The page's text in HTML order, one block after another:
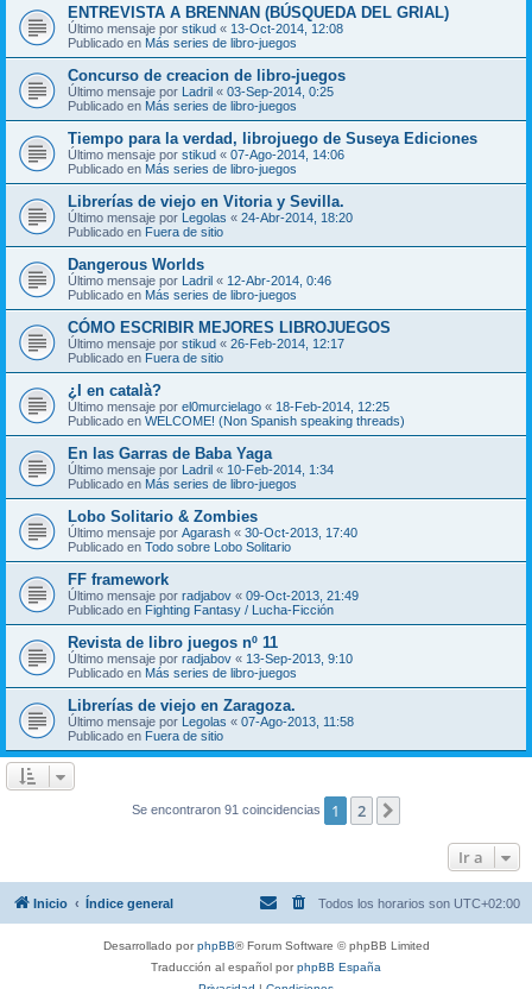
ENTREVISTA A BRENNAN (BÚSQUEDA DEL GRIAL)
Último mensaje por stikud « 13-Oct-2014, 12:08
Publicado en Más series de libro-juegos
Concurso de creacion de libro-juegos
Último mensaje por Ladril « 03-Sep-2014, 0:25
Publicado en Más series de libro-juegos
Tiempo para la verdad, librojuego de Suseya Ediciones
Último mensaje por stikud « 07-Ago-2014, 14:06
Publicado en Más series de libro-juegos
Librerías de viejo en Vitoria y Sevilla.
Último mensaje por Legolas « 24-Abr-2014, 18:20
Publicado en Fuera de sitio
Dangerous Worlds
Último mensaje por Ladril « 12-Abr-2014, 0:46
Publicado en Más series de libro-juegos
CÓMO ESCRIBIR MEJORES LIBROJUEGOS
Último mensaje por stikud « 26-Feb-2014, 12:17
Publicado en Fuera de sitio
¿I en català?
Último mensaje por el0murcielago « 18-Feb-2014, 12:25
Publicado en WELCOME! (Non Spanish speaking threads)
En las Garras de Baba Yaga
Último mensaje por Ladril « 10-Feb-2014, 1:34
Publicado en Más series de libro-juegos
Lobo Solitario & Zombies
Último mensaje por Agarash « 30-Oct-2013, 17:40
Publicado en Todo sobre Lobo Solitario
FF framework
Último mensaje por radjabov « 09-Oct-2013, 21:49
Publicado en Fighting Fantasy / Lucha-Ficción
Revista de libro juegos nº 11
Último mensaje por radjabov « 13-Sep-2013, 9:10
Publicado en Más series de libro-juegos
Librerías de viejo en Zaragoza.
Último mensaje por Legolas « 07-Ago-2013, 11:58
Publicado en Fuera de sitio
Se encontraron 91 coincidencias 1 2
Ir a
Inicio Índice general Todos los horarios son UTC+02:00
Desarrollado porphpBB® Forum Software © phpBB Limited
Traducción al español porphpBB España